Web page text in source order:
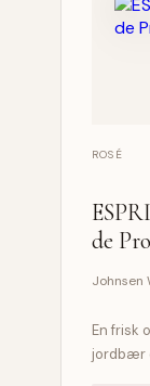
ROSÉ
de
Johnsen
En frisk
jordbær